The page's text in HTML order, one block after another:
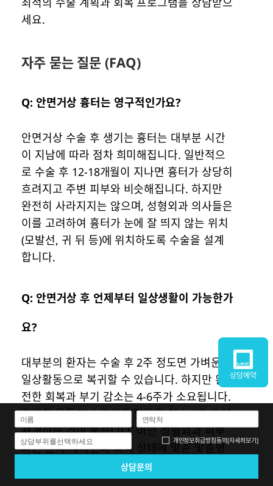
상담예약
세요.
자주 묻는 질문 (FAQ)
Q: 안면거상 흉터는 영구적인가요?
안면거상 수술 후 생기는 흉터는 대부분 시간
이 지남에 따라 점차 희미해집니다. 일반적으
로 수술 후 12-18개월이 지나면 흉터가 상당히
흐려지고 주변 피부와 비슷해집니다. 하지만
완전히 사라지지는 않으며, 성형외과 의사들은
이를 고려하여 흉터가 눈에 잘 띄지 않는 위치
(모발선, 귀 뒤 등)에 위치하도록 수술을 설계
합니다.
Q: 안면거상 후 언제부터 일상생활이 가능한가
요?
대부분의 환자는 수술 후 2주 정도면 가벼운
일상활동으로 복귀할 수 있습니다. 하지만 완
전한 회복과 부기 감소는 4-6주가 소요됩니다.
격렬한 운동이나 고강도 활동은 최소 6주 후에
재개하는 것이 좋습니다. 마인 성형외과 피부
과는 환자 개개인의 회복 상태에 맞춘 맞춤형
일상생활 복귀 가이드라인을 제공합니다.
개인정보취급방침동의[자세히보기]
상담부위를선택하세요